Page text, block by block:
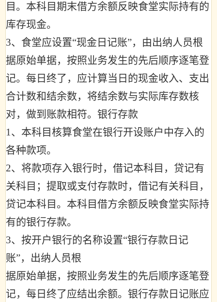
目。本科目期末借方余额反映食堂实际持有的
库存现金。
3、食堂应设置“现金日记账”，由出纳人员根
据原始单据，按照业务发生的先后顺序逐笔登
记。每日终了，应计算当日的现金收入、支出
合计数和结余数，将结余数与实际库存数核
对，做到账款相符。银行存款
1、本科目核算食堂在银行开设账户中存入的
各种款项。
2、将款项存入银行时，借记本科目，贷记有
关科目；提取或支付存款时，借记有关科目，
贷记本科目。本科目借方余额反映食堂实际持
有的银行存款。
3、按开户银行的名称设置“银行存款日记
账”，出纳人员根
据原始单据，按照业务发生的先后顺序逐笔登
记，每日终了应结出余额。银行存款日记账应